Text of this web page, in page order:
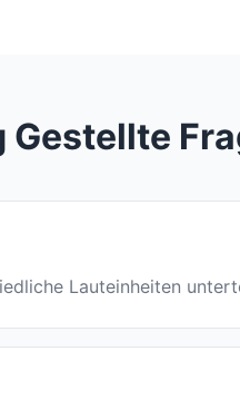
Gestellte
Lauteinheiten